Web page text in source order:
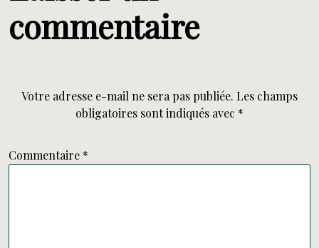
commentaire
Votre adresse e-mail ne sera pas publiée. Les champs
obligatoires sont indiqués avec *
Commentaire *